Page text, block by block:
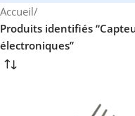
Accueil/
Produits identifiés
électroniques”